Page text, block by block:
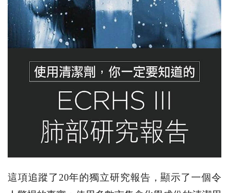
這項追蹤了20年的獨立研究報告，顯示了一個令